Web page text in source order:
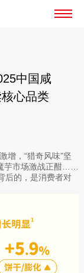
中国咸
心品类
增，“猎奇风味”坚
芋市场激战正酣……
后的，是消费者对